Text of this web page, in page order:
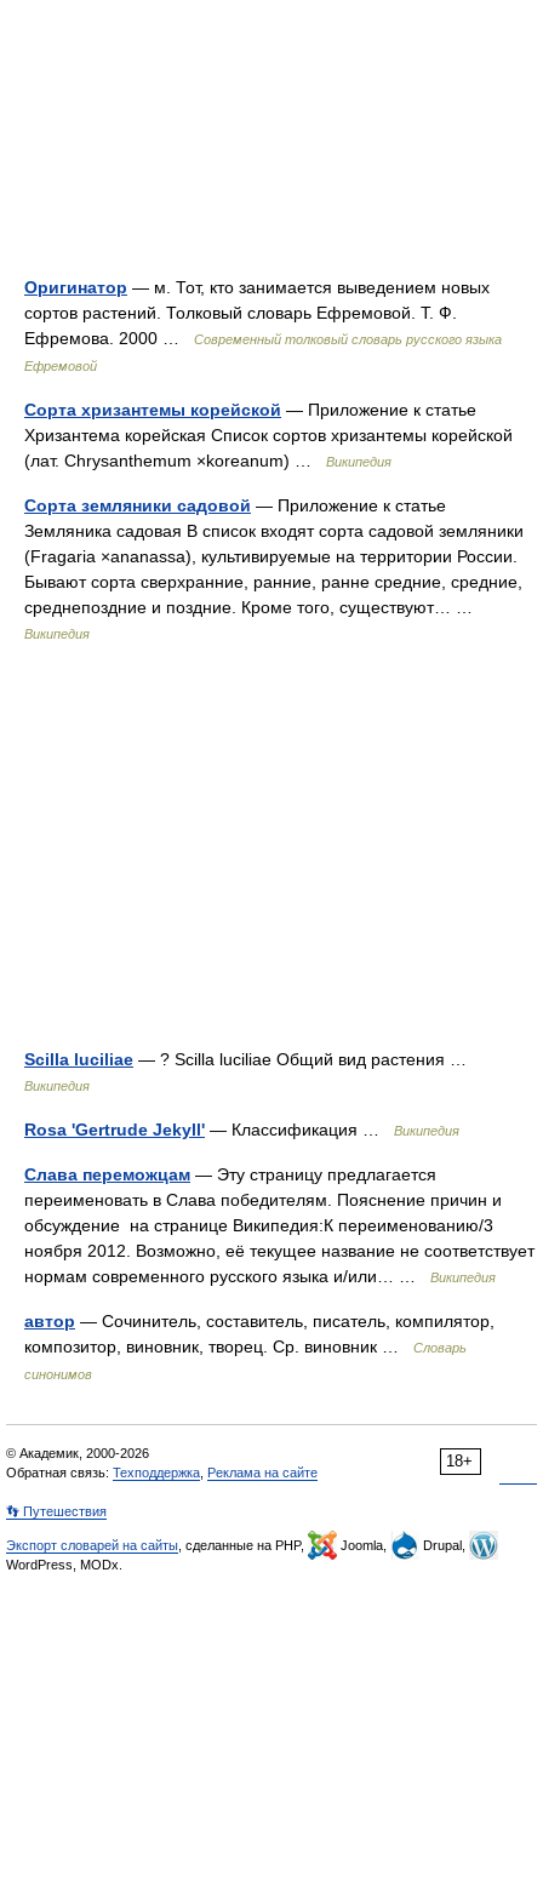
Оригинатор — м. Тот, кто занимается выведением новых
сортов растений. Толковый словарь Ефремовой. Т. Ф.
Ефремова. 2000 …
Современный толковый словарь русского языка
Ефремовой
Сорта хризантемы корейской — Приложение к статье
Хризантема корейская Список сортов хризантемы корейской
(лат. Chrysanthemum ×koreanum) …
Википедия
Сорта земляники садовой — Приложение к статье
Земляника садовая В список входят сорта садовой земляники
(Fragaria ×ananassa), культивируемые на территории России.
Бывают сорта сверхранние, ранние, ранне средние, средние,
среднепоздние и поздние. Кроме того, существуют… …
Википедия
Scilla luciliae — ? Scilla luciliae Общий вид растения …
Википедия
Rosa 'Gertrude Jekyll' — Классификация … Википедия
Слава переможцам — Эту страницу предлагается
переименовать в Слава победителям. Пояснение причин и
обсуждение на странице Википедия:К переименованию/3
ноября 2012. Возможно, её текущее название не соответствует
нормам современного русского языка и/или… …
Википедия
автор — Сочинитель, составитель, писатель, компилятор,
композитор, виновник, творец. Ср. виновник …
Словарь
синонимов
18+
© Академик, 2000-2026
Обратная связь: Техподдержка Реклама на сайте
👣 Путешествия
Экспорт словарей на сайты , сделанные на PHP, Joomla,
Drupal,
WordPress, MODx.